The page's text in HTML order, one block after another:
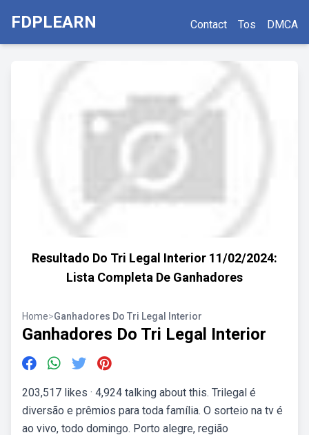
FDPLEARN Contact Tos DMCA
Resultado Do Tri Legal Interior 11/02/2024:
Lista Completa De Ganhadores
Home>Ganhadores Do Tri Legal Interior
Ganhadores Do Tri Legal Interior
203,517 likes · 4,924 talking about this. Trilegal é
diversão e prêmios para toda família. O sorteio na tv é
ao vivo, todo domingo. Porto alegre, região